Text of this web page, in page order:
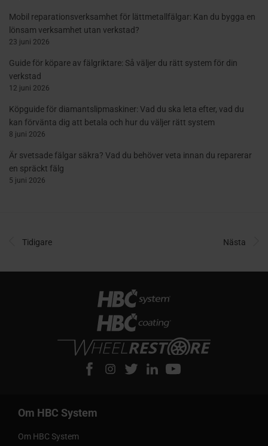
Mobil reparationsverksamhet för lättmetallfälgar: Kan du bygga en
lönsam verksamhet utan verkstad?
23 juni 2026
Guide för köpare av fälgriktare: Så väljer du rätt system för din
verkstad
12 juni 2026
Köpguide för diamantslipmaskiner: Vad du ska leta efter, vad du
kan förvänta dig att betala och hur du väljer rätt system
8 juni 2026
Är svetsade fälgar säkra? Vad du behöver veta innan du reparerar
en spräckt fälg
5 juni 2026
Tidigare Nästa
Om HBC System
Om HBC System